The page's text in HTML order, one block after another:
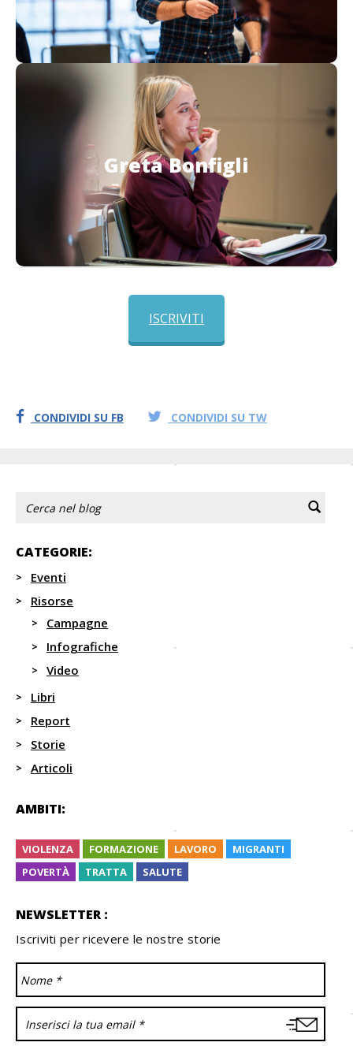
Greta Bonfigli
Greta Bonfigli
Psicologa e psicoterapeuta della Cooperativa On
the Road
ISCRIVITI
CONDIVIDI SU FB CONDIVIDI SU TW
CATEGORIE:
Eventi
Risorse
Campagne
Infografiche
Video
Libri
Report
Storie
Articoli
AMBITI:
VIOLENZA FORMAZIONE LAVORO
MIGRANTI
POVERTÀ
TRATTA SALUTE
NEWSLETTER :
Iscriviti per ricevere le nostre storie